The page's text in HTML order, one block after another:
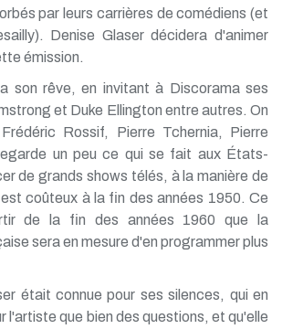
par leurs carrières de comédiens (et
Denise Glaser décidera d'animer
émission.
son rêve, en invitant à Discorama ses
et Duke Ellington entre autres. On
Rossif, Pierre Tchernia, Pierre
un peu ce qui se fait aux États-
de grands shows télés, à la manière de
coûteux à la fin des années 1950. Ce
de la fin des années 1960 que la
sera en mesure d'en programmer plus
était connue pour ses silences, qui en
l'artiste que bien des questions, et qu'elle